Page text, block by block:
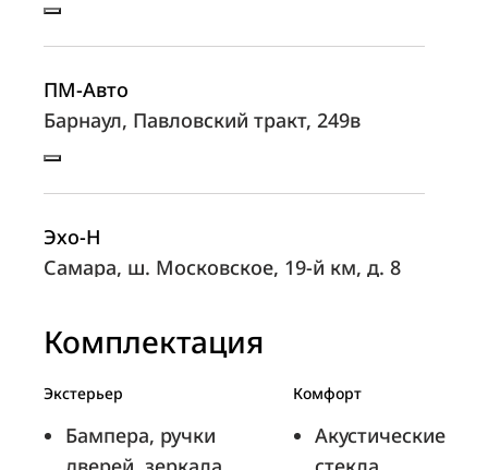
ПМ-Авто
Барнаул, Павловский тракт, 249в
Эхо-Н
Самара, ш. Московское, 19-й км, д. 8
Форсаж
Комплектация
Экстерьер
Бампера, ручки
Комфорт
Акустические